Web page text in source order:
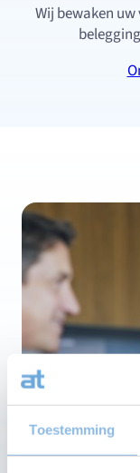
Toestemming
Wij bewaken